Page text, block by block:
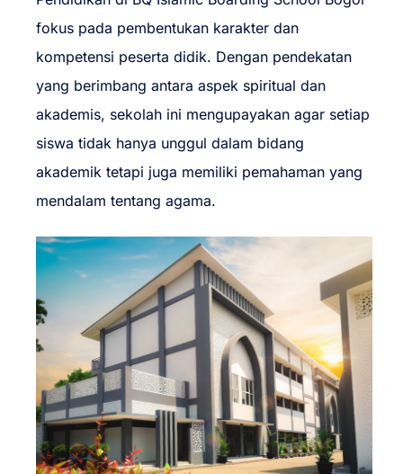
fokus pada pembentukan karakter dan
kompetensi peserta didik. Dengan pendekatan
yang berimbang antara aspek spiritual dan
akademis, sekolah ini mengupayakan agar setiap
siswa tidak hanya unggul dalam bidang
akademik tetapi juga memiliki pemahaman yang
mendalam tentang agama.